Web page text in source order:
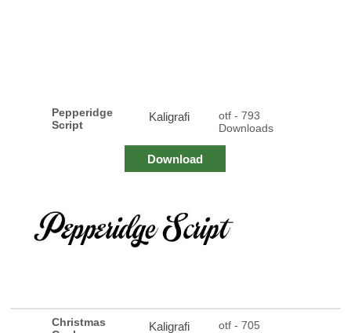
Pepperidge
Script
Kaligrafi
otf - 793
Downloads
Download
Christmas
Kaligrafi
otf - 705